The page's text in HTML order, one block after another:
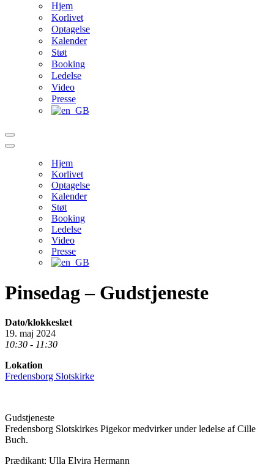
Hjem
Korlivet
Optagelse
Kalender
Støt
Booking
Ledelse
Video
Presse
Navigation
menu
Navigation
Hjem
Korlivet
Optagelse
Kalender
Støt
Booking
Ledelse
Video
Presse
Pinsedag – Gudstjeneste
Dato/klokkeslæt
19. maj 2024
10:30 - 11:30
Lokation
Fredensborg Slotskirke
Gudstjeneste
Fredensborg Slotskirkes Pigekor medvirker under ledelse af Cille
Buch.
Prædikant: Ulla Elvira Hermann